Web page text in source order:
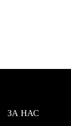
ЗА НАС